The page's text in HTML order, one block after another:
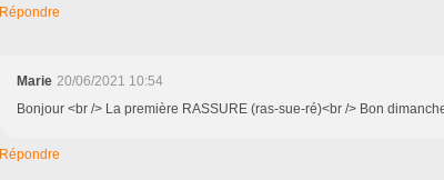
Répondre
Marie 20/06/2021 10:54
Bonjour <br /> La première RASSURE (ras-sue-ré)<br /> Bon
Répondre